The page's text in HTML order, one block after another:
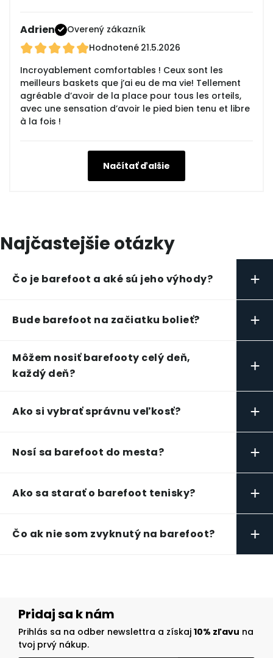
Adrien
Overený zákazník
Hodnotené 21.5.2026
Incroyablement comfortables ! Ceux sont les
meilleurs baskets que j’ai eu de ma vie! Tellement
agréable d’avoir de la place pour tous les orteils,
avec une sensation d’avoir le pied bien tenu et libre
à la fois !
Načítať ďalšie
Najčastejšie otázky
Čo je barefoot a aké sú jeho výhody? +
Bude barefoot na začiatku bolieť? +
Môžem nosiť barefooty celý deň,
každý deň?
+
Ako si vybrať správnu veľkosť? +
Nosí sa barefoot do mesta? +
Ako sa starať o barefoot tenisky? +
Čo ak nie som zvyknutý na barefoot? +
Pridaj sa k nám
Prihlás sa na odber newslettra a získaj 10% zľavu na
tvoj prvý nákup.